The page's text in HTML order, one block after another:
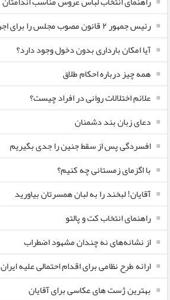
رئیس جمهور ۲ قانون مصوب مجلس را برای اجرا ابلاغ کرد
آیا امکان بارداری بدون دخول وجود دارد؟
همه چیز درباره احکام طلاق
علائم اختلالات روانی در افراد چیست؟
دعای زبان بند دشمنان
افسردگی پس از سقط جنین را جدی بگیریم
با اگزمای زمستانی چه کنیم؟
آقایان! لبخند را به لبان همسرتان بیاورید
راهنمای انتخاب کت و پالتو
از نشانه‌های نه چندان مشهود اضطراب
ارائه طرح نظامی برای اقدام احتمالی علیه ایران
بهترین ژست های عکاسی برای آقایان